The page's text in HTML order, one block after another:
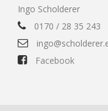
Ingo Scholderer
0170 / 28 35 243
Facebook